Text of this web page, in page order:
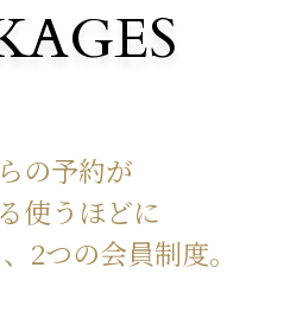
宿泊プラン一覧
の予約が
使うほどに
2つの会員制度。